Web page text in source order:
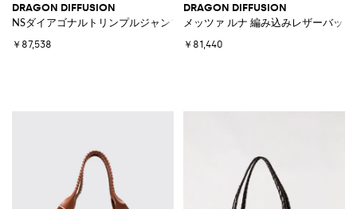
DRAGON DIFFUSION
NSダイアゴナルトリンプルジャンプ編み込みレザーバッグ
￥87,538
DRAGON DIFFUSION
メッツァ ルナ 編み込みレザーバッグ
￥81,440